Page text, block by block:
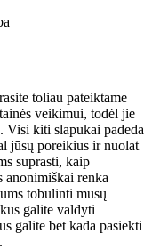
toliau pateiktame
veikimui, todėl jie
Visi kiti slapukai padeda
jūsų poreikius ir nuolat
suprasti, kaip
anonimiškai renka
tobulinti mūsų
galite valdyti
galite bet kada pasiekti